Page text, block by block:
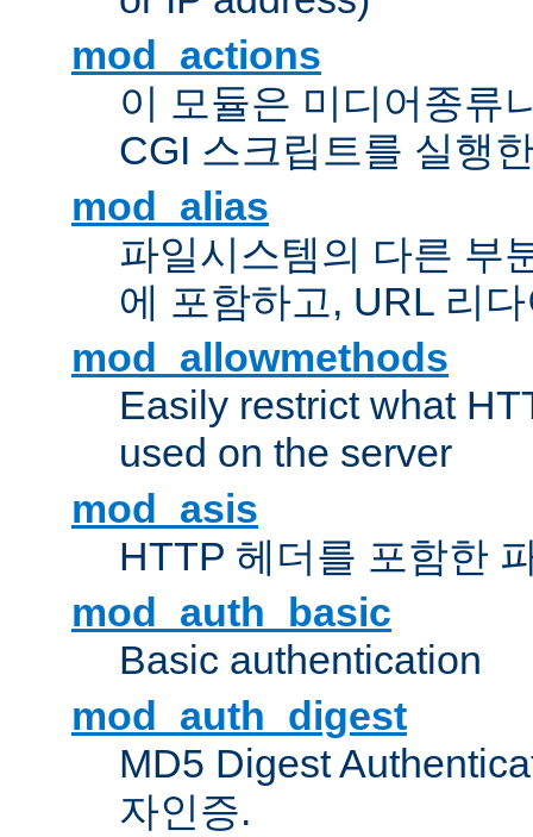
mod_actions
이 모듈은 미디어종류
CGI 스크립트를 실행
mod_alias
파일시스템의 다른 부
에 포함하고, URL 리
mod_allowmethods
Easily restrict what
used on the server
mod_asis
HTTP 헤더를 포함한
mod_auth_basic
Basic authentication
mod_auth_digest
MD5 Digest
자인증.